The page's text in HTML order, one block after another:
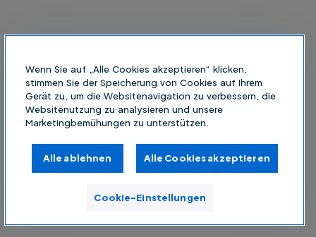
Wenn Sie auf „Alle Cookies akzeptieren“ klicken,
stimmen Sie der Speicherung von Cookies auf Ihrem
Gerät zu, um die Websitenavigation zu verbessern, die
Websitenutzung zu analysieren und unsere
Marketingbemühungen zu unterstützen.
Alle ablehnen Alle Cookies akzeptieren
Cookie-Einstellungen